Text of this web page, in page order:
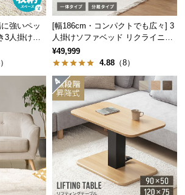
本製ではありません。
強いペッ
3人掛け多
[幅186cm・コンパクトでも広々] 3
人掛けソファベッド リクライニン
グ 天然木フレーム 北欧
¥49,999
4.88 （8）